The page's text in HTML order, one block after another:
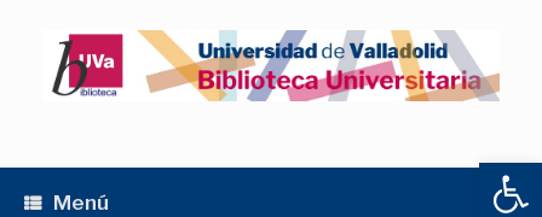
Abrir
contenido
Menú